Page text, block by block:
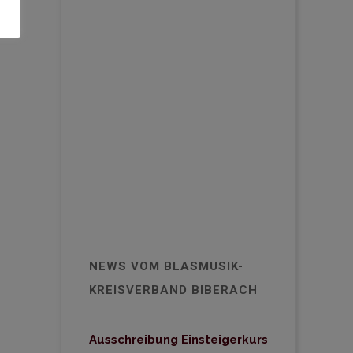
NEWS VOM BLASMUSIK-
KREISVERBAND BIBERACH
Ausschreibung Einsteigerkurs